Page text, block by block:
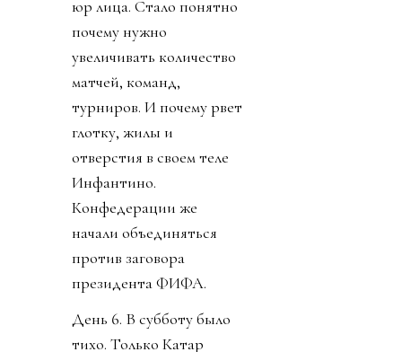
юр лица. Стало понятно
почему нужно
увеличивать количество
матчей, команд,
турниров. И почему рвет
глотку, жилы и
отверстия в своем теле
Инфантино.
Конфедерации же
начали объединяться
против заговора
президента ФИФА.
День 6. В субботу было
тихо. Только Катар